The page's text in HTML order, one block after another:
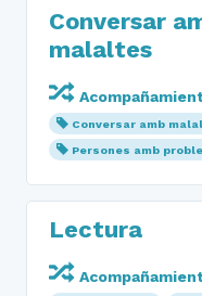
Conversar
malaltes
Conversar amb
Persones amb
Lectura